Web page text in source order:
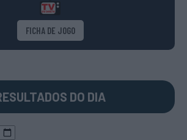
FICHA DE JOGO
DO DIA